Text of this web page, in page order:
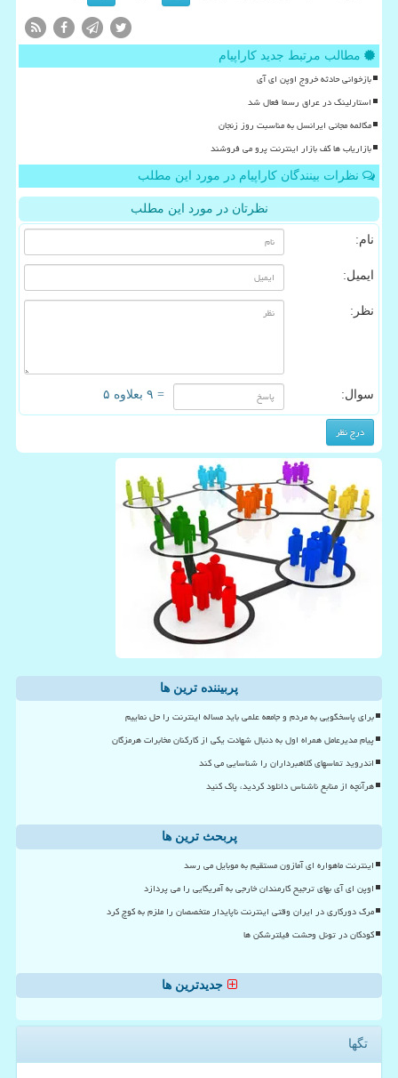
مطالب مرتبط جدید کاراپیام
بازخوانی حادثه خروج اوپن ای آی
استارلینک در عراق رسما فعال شد
مکالمه مجانی ایرانسل به مناسبت روز زنجان
بازاریاب ها کف بازار اینترنت پرو می فروشند
نظرات بینندگان کاراپیام در مورد این مطلب
نظرتان در مورد این مطلب
نام:
ایمیل:
نظر:
سوال: = ۹ بعلاوه ۵
پربیننده ترین ها
برای پاسخگویی به مردم و جامعه علمی باید مساله اینترنت را حل نماییم
پیام مدیرعامل همراه اول به دنبال شهادت یکی از کارکنان مخابرات هرمزگان
اندروید تماسهای کلاهبرداران را شناسایی می کند
هرآنچه از منابع ناشناس دانلود کردید، پاک کنید
پربحث ترین ها
اینترنت ماهواره ای آمازون مستقیم به موبایل می رسد
اوپن ای آی بهای ترجیح کارمندان خارجی به آمریکایی را می پردازد
مرگ دورکاری در ایران وقتی اینترنت ناپایدار متخصصان را ملزم به کوچ کرد
کودکان در تونل وحشت فیلترشکن ها
جدیدترین ها
تگها